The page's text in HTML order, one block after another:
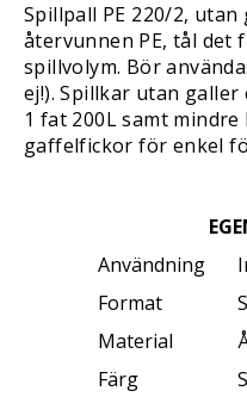
Spillpall PE 220/2,
återvunnen PE, tål det
spillvolym. Bör
ej!). Spillkar utan
1 fat 200L samt
gaffelfickor för enkel
Användning
Format
Material
Färg